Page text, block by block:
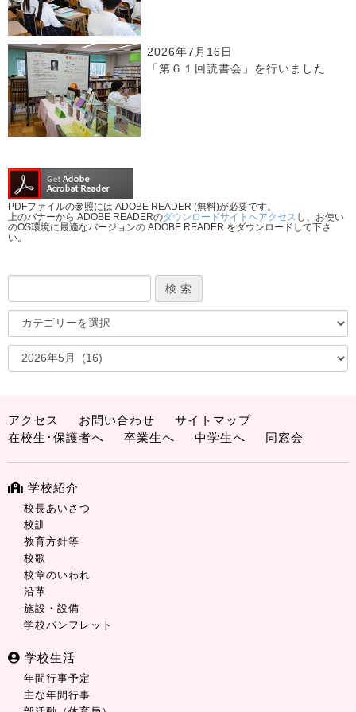
2026年7月16日
「第６１回読書会」を行いました
PDFファイルの参照には ADOBE READER (無料)が必要です。
上のバナーから ADOBE READERのダウンロードサイトへアクセス し、お使い
のOS環境に最適なバージョンの ADOBE READER をダウンロードして下さ
い。
アクセス お問い合わせ
サイトマップ
在校生･保護者へ
卒業生へ 中学生へ 同窓会
学校紹介
校長あいさつ
校訓
教育方針等
校歌
校章のいわれ
沿革
施設・設備
学校パンフレット
学校生活
年間行事予定
主な年間行事